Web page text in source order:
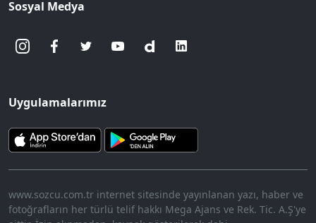
Sosyal Medya
Uygulamalarımız
www.sozcu.com.tr internet sitesinde yayınlanan yazı, haber ve
fotoğrafların her türlü telif hakkı Mega Ajans ve Rek. Tic. A.Ş'ye